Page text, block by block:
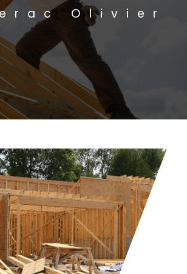
Olivier